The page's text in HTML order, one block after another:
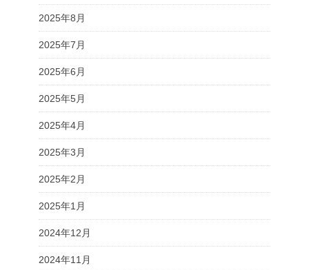
2025年8月
2025年7月
2025年6月
2025年5月
2025年4月
2025年3月
2025年2月
2025年1月
2024年12月
2024年11月